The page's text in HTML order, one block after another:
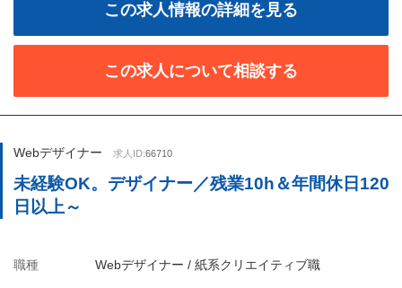
この求人情報の詳細を見る
この求人について相談する
Webデザイナー 求人ID:66710
未経験OK。デザイナー／残業10h＆年間休日120
日以上～
職種 Webデザイナー / 紙系クリエイティブ職